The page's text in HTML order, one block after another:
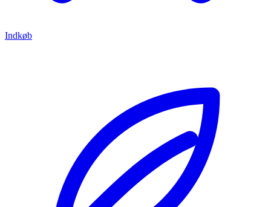
Indkøb